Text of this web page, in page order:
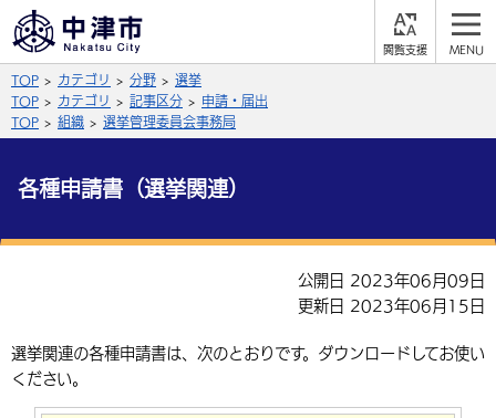
拡大 標準
公式SNS
サイト内検索
届出・登録・証明
事業者の方へ
TOP カテゴリ 分野
選挙
TOP
カテゴリ 記事区分
申請・届出
TOP
組織 選挙管理委員会事務局
各種申請書（選挙関連）
公開日 2023年06月09日
更新日 2023年06月15日
選挙関連の各種申請書は、次のとおりです。ダウンロードしてお使い
ください。